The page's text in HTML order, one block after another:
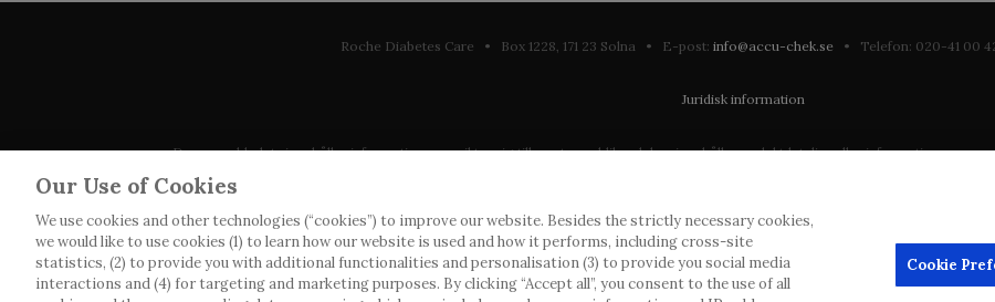
Roche Diabetes Care • Box 1228, 171 23 Solna • E-post: info@accu-chek.se • Telefon: 020-41 00
Juridisk information
Denna webbplats innehåller information som riktar sig till en stor publik och kan innehålla produktdetaljer eller information som
observera att vi inte tar något ansvar för information som eventuellt inte uppfyller någon gällande rättslig process, förordning,
Roche har inte alltid möjlighet att kvalitetssäkra andras inlägg, men kommer att ta bort vilseledande eller olämpliga inlägg i
webbplatser som det länkas till. Kopiering av material från denna webbplats för användning någon annanstans är inte tillåtet utan
annonsörer, och sådant innehåll är märkt.
Our Use of Cookies
We use cookies and other technologies (“cookies”) to improve our website. Besides the strictly necessary cookies,
we would like to use cookies (1) to learn how our website is used and how it performs, including cross-site
statistics, (2) to provide you with additional functionalities and personalisation (3) to provide you social media
interactions and (4) for targeting and marketing purposes. By clicking “Accept all”, you consent to the use of all
Cookie